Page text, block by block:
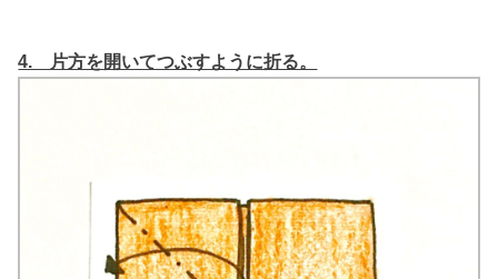
4. 片方を開いてつぶすように折る。